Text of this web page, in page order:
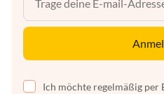
Ich möchte regelmäßig per